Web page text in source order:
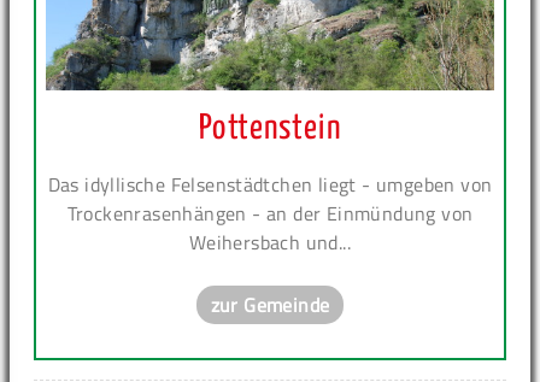
Pottenstein
Das idyllische Felsenstädtchen liegt - umgeben von
Trockenrasenhängen - an der Einmündung von
Weihersbach und...
zur Gemeinde